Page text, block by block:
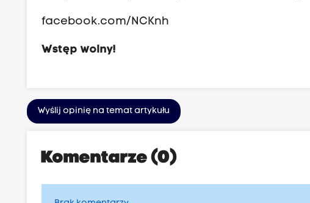
facebook.com/NCKnh
Wstęp wolny!
Wyślij opinię na temat artykułu
Komentarze (0)